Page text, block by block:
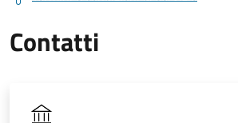
Contatti